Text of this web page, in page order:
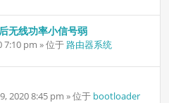
无线功率小信号弱
7:10 pm » 位于 路由器系统
2020 8:45 pm » 位于 bootloader